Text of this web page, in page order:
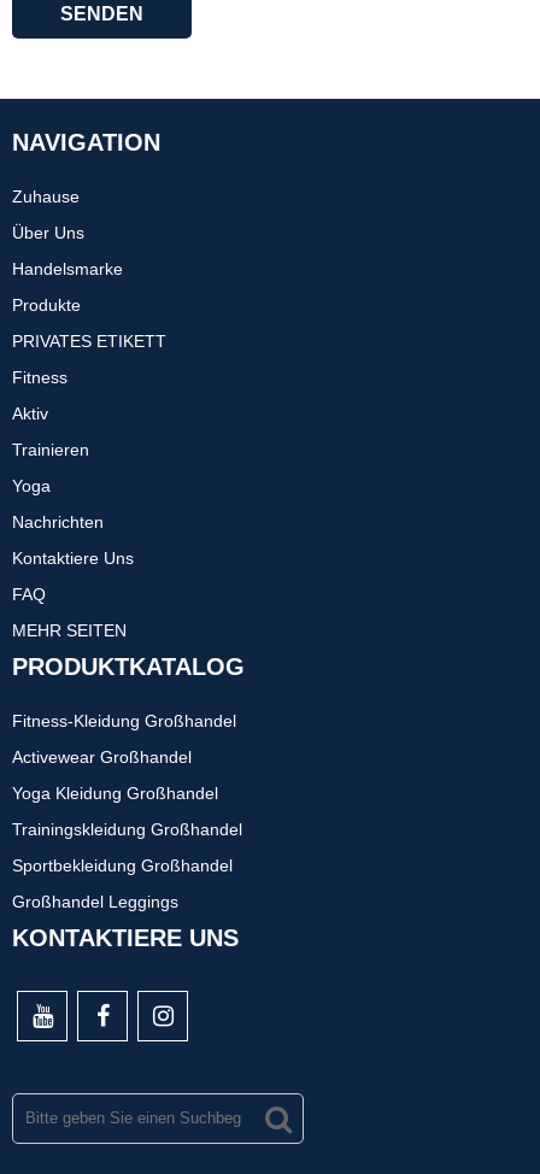
SENDEN
NAVIGATION
Zuhause
Über Uns
Handelsmarke
Produkte
PRIVATES ETIKETT
Fitness
Aktiv
Trainieren
Yoga
Nachrichten
Kontaktiere Uns
FAQ
MEHR SEITEN
PRODUKTKATALOG
Fitness-Kleidung Großhandel
Activewear Großhandel
Yoga Kleidung Großhandel
Trainingskleidung Großhandel
Sportbekleidung Großhandel
Großhandel Leggings
KONTAKTIERE UNS